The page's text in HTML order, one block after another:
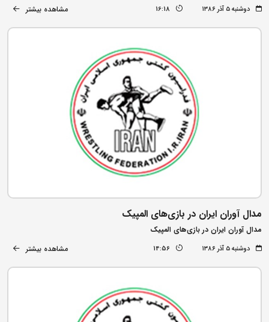
دوشنبه ۵ آذر ۱۳۸۶ 16:18 مشاهده بیشتر
مدال آوران ایران در بازی‌های المپیک
مدال آوران ایران در بازی‌های المپیک
دوشنبه ۵ آذر ۱۳۸۶ 14:56 مشاهده بیشتر